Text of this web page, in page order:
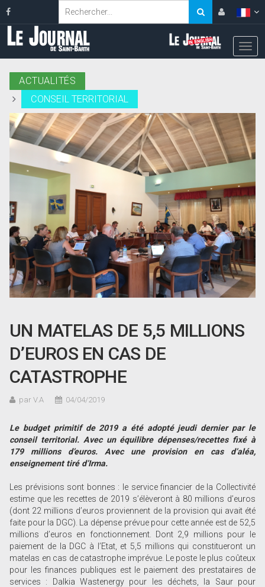
ACTUALITÉS
CONSEIL TERRITORIAL
UN MATELAS DE 5,5 MILLIONS
D’EUROS EN CAS DE
CATASTROPHE
par V.A 04/04/2019
Le budget primitif de 2019 a été adopté jeudi dernier par le
conseil territorial. Avec un équilibre dépenses/recettes fixé à
179 millions d’euros. Avec une provision en cas d’aléa,
enseignement tiré d’Irma.
Les prévisions sont bonnes : le service financier de la Collectivité
estime que les recettes de 2019 s’élèveront à 80 millions d’euros
(dont 22 millions d’euros proviennent de la provision qui avait été
faite pour la DGC). La dépense prévue pour cette année est de 52,5
millions d’euros en fonctionnement. Dont 2,9 millions pour le
paiement de la DGC à l’Etat, et 5,5 millions qui constitueront un
matelas en cas de catastrophe imprévue. Le poste le plus coûteux
pour les finances publiques est le paiement des prestataires de
services : Dalkia Wastenergy pour les déchets, la Saur pour